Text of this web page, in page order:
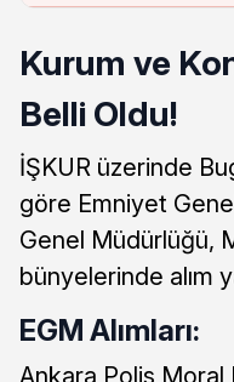
Kurum ve
Belli Oldu!
İŞKUR üzerinde
göre Emniyet
Genel Müdürlüğü,
bünyelerinde alım
EGM Alımları:
Ankara Polis